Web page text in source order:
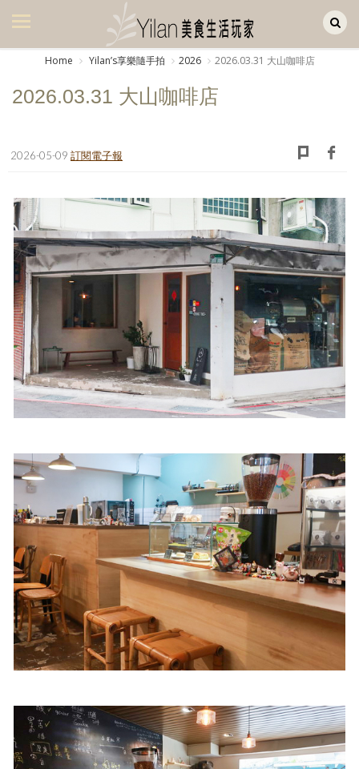
美食集
生活風
書房集
日記簿
餐桌週記
享樂隨手拍
照相簿
影音區
歷史區
關於Yilan
個人著作
活動實況記錄
媒體報導一覽
合作與代言
訂閱電子報
Home Yilanʼs享樂隨手拍 2026 2026.03.31 大山咖啡店
2026.03.31 大山咖啡店
2026-05-09 訂閱電子報